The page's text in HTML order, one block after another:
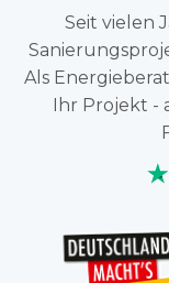
Seit vielen
Als
Ihr Projekt -